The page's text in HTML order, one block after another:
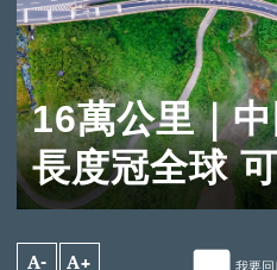
16萬公里｜
長度冠全球
A- A+ 我要回